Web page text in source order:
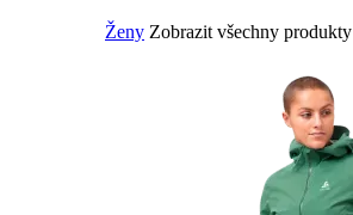
Ženy Zobrazit všechny produkty